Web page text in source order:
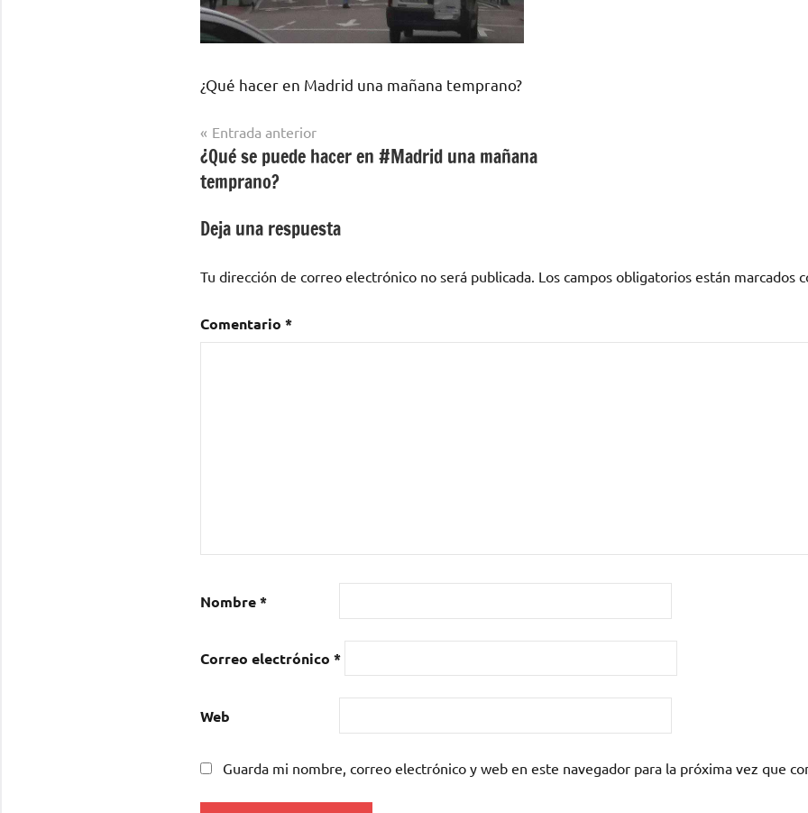
¿Qué hacer en Madrid una mañana temprano?
Navegación
de
entradas
Entrada anterior
¿Qué se puede hacer en #Madrid una mañana
temprano?
Deja una respuesta
Tu dirección de correo electrónico no será publicada. Los campos obligatorios están marcados
Comentario *
Nombre*
Correo electrónico *
Web
Guarda mi nombre, correo electrónico y web en este navegador para la próxima vez que